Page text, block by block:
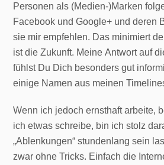
Personen als (Medien-)Marken
Facebook und Google+ und deren
sie mir empfehlen. Das minimiert
ist die Zukunft. Meine Antwort auf
fühlst Du Dich besonders gut
einige Namen aus meinen
Wenn ich jedoch ernsthaft arbeite,
ich etwas schreibe, bin ich stolz
„Ablenkungen“ stundenlang sein
zwar ohne Tricks. Einfach die